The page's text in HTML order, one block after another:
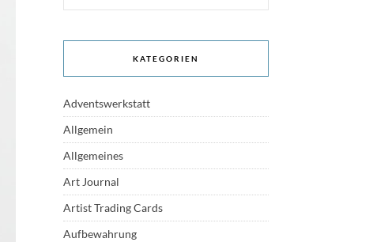
KATEGORIEN
Adventswerkstatt
Allgemein
Allgemeines
Art Journal
Artist Trading Cards
Aufbewahrung